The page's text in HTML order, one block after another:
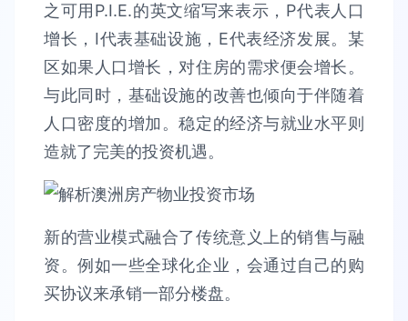
之可用P.I.E.的英文缩写来表示，P代表人口
增长，I代表基础设施，E代表经济发展。某
区如果人口增长，对住房的需求便会增长。
与此同时，基础设施的改善也倾向于伴随着
人口密度的增加。稳定的经济与就业水平则
造就了完美的投资机遇。
新的营业模式融合了传统意义上的销售与融
资。例如一些全球化企业，会通过自己的购
买协议来承销一部分楼盘。